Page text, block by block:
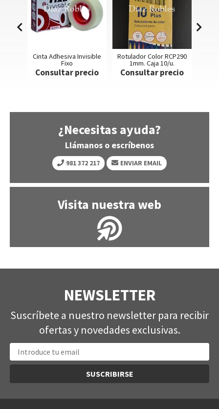
Invisible
precio
Rotulador Color RCP290
Consultar precio
Rotulador
RTP230 3mm.
Consultar
¿Necesitas ayuda?
Llámanos o escríbenos
981 372 217 ENVIAR EMAIL
Visita nuestra web
NEWSLETTER
Suscríbete a nuestro newsletter para recibir
ofertas y novedades exclusivas.
SUSCRIBIRSE